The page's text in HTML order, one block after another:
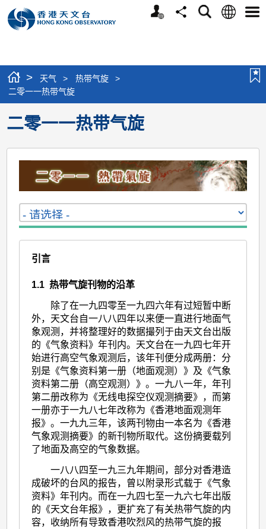
个
分
搜
语
选
> 天气 > 热带气旋
>
二零一一热带气旋
二零一一热带气旋
引言
1.1 热带气旋刊物的沿革
除了在一九四零至一九四六年有过短暂中断
外，天文台自一八八四年以来便一直进行地面气
象观测，并将整理好的数据撮列于由天文台出版
的《气象资料》年刊内。天文台在一九四七年开
始进行高空气象观测后，该年刊便分成两册：分
别是《气象资料第一册（地面观测）》及《气象
资料第二册（高空观测）》。一九八一年，年刊
第二册改称为《无线电探空仪观测摘要》，而第
一册亦于一九八七年改称为《香港地面观测年
报》。一九九三年，该两刊物由一本名为《香港
气象观测摘要》的新刊物所取代。这份摘要载列
了地面及高空的气象数据。
一八八四至一九三九年期间，部分对香港造
成破坏的台风的报告，曾以附录形式载于《气象
资料》年刊内。而在一九四七至一九六七年出版
的《天文台年报》，更扩充了有关热带气旋的内
容，收纳所有导致香港吹烈风的热带气旋的报